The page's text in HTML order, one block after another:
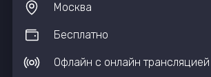
Москва
Бесплатно
Офлайн с онлайн трансляцией